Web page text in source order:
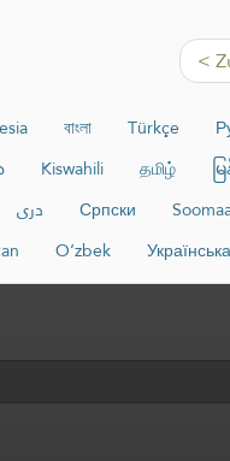
<
বাংলা Türkçe
Kiswahili தமிழ் မ
دری Српски
O‘zbek Українська